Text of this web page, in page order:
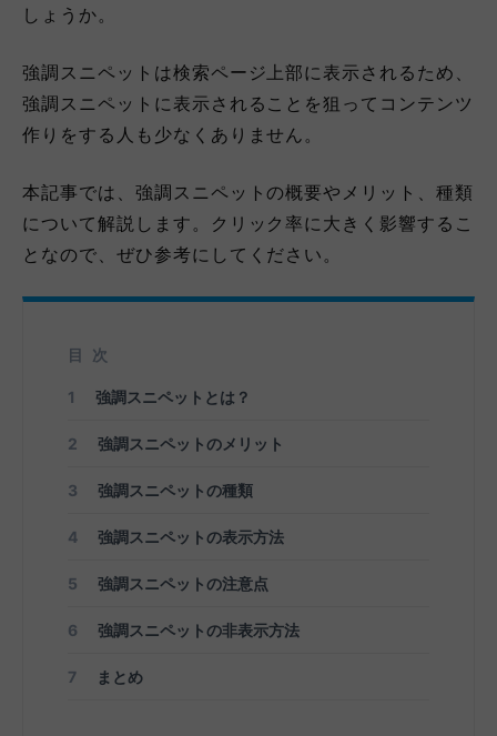
しょうか。
強調スニペットは検索ページ上部に表示されるため、
強調スニペットに表示されることを狙ってコンテンツ
作りをする人も少なくありません。
本記事では、強調スニペットの概要やメリット、種類
について解説します。クリック率に大きく影響するこ
となので、ぜひ参考にしてください。
目次
1 強調スニペットとは？
2 強調スニペットのメリット
3 強調スニペットの種類
4 強調スニペットの表示方法
5 強調スニペットの注意点
6 強調スニペットの非表示方法
7 まとめ